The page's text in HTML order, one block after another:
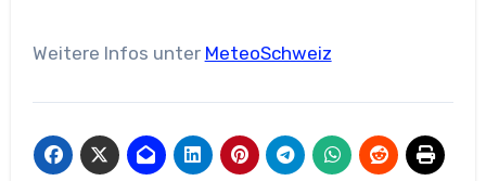
Weitere Infos unter MeteoSchweiz